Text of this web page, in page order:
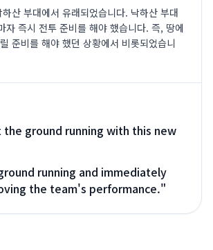
산 부대에서 유래되었습니다. 낙하산 부대
자 즉시 전투 준비를 해야 했습니다. 즉, 땅에
준비를 해야 했던 상황에서 비롯되었습니
ground running with this new
running and immediately
the team's performance."